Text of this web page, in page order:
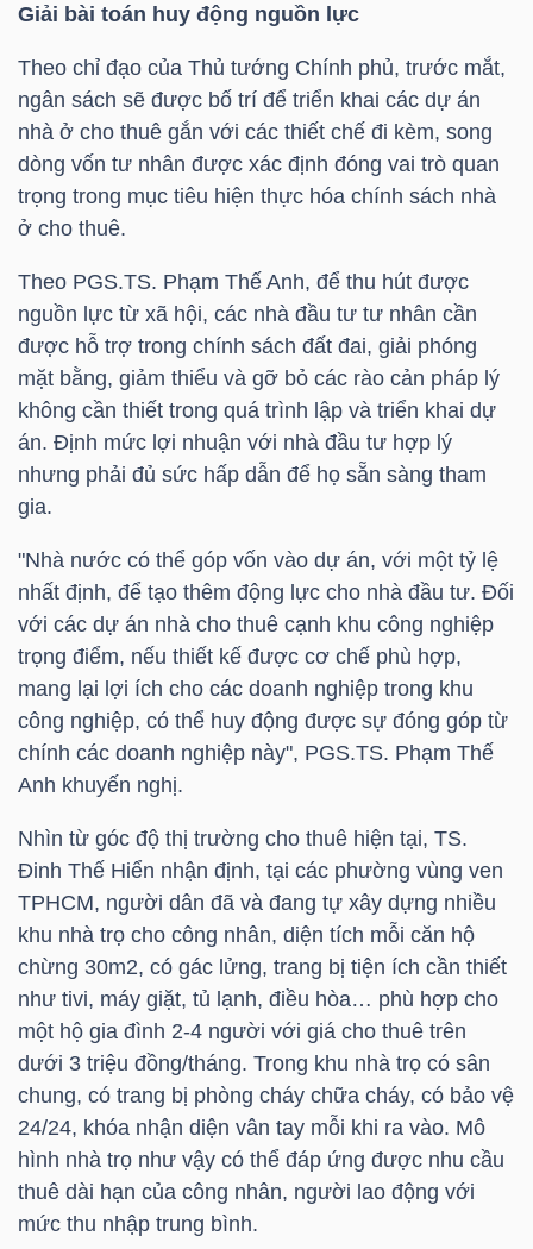
Giải bài toán huy động nguồn lực
Theo chỉ đạo của Thủ tướng Chính phủ, trước mắt,
ngân sách sẽ được bố trí để triển khai các dự án
nhà ở cho thuê gắn với các thiết chế đi kèm, song
dòng vốn tư nhân được xác định đóng vai trò quan
trọng trong mục tiêu hiện thực hóa chính sách nhà
ở cho thuê.
Theo PGS.TS. Phạm Thế Anh, để thu hút được
nguồn lực từ xã hội, các nhà đầu tư tư nhân cần
được hỗ trợ trong chính sách đất đai, giải phóng
mặt bằng, giảm thiểu và gỡ bỏ các rào cản pháp lý
không cần thiết trong quá trình lập và triển khai dự
án. Định mức lợi nhuận với nhà đầu tư hợp lý
nhưng phải đủ sức hấp dẫn để họ sẵn sàng tham
gia.
"Nhà nước có thể góp vốn vào dự án, với một tỷ lệ
nhất định, để tạo thêm động lực cho nhà đầu tư. Đối
với các dự án nhà cho thuê cạnh khu công nghiệp
trọng điểm, nếu thiết kế được cơ chế phù hợp,
mang lại lợi ích cho các doanh nghiệp trong khu
công nghiệp, có thể huy động được sự đóng góp từ
chính các doanh nghiệp này", PGS.TS. Phạm Thế
Anh khuyến nghị.
Nhìn từ góc độ thị trường cho thuê hiện tại, TS.
Đinh Thế Hiển nhận định, tại các phường vùng ven
TPHCM, người dân đã và đang tự xây dựng nhiều
khu nhà trọ cho công nhân, diện tích mỗi căn hộ
chừng 30m2, có gác lửng, trang bị tiện ích cần thiết
như tivi, máy giặt, tủ lạnh, điều hòa… phù hợp cho
một hộ gia đình 2-4 người với giá cho thuê trên
dưới 3 triệu đồng/tháng. Trong khu nhà trọ có sân
chung, có trang bị phòng cháy chữa cháy, có bảo vệ
24/24, khóa nhận diện vân tay mỗi khi ra vào. Mô
hình nhà trọ như vậy có thể đáp ứng được nhu cầu
thuê dài hạn của công nhân, người lao động với
mức thu nhập trung bình.
SẢN
Mã
chứng
khoán
Tất cả
Lãnh
đạo
(-)
Tất cả Người nội bộ Người liên quan Cổ đông lớn
Tin
tức
(-)
Bài
viết
của
tác
giả
(-)
Báo
cáo
phân
tích
(-)
Thuật
ngữ
(-)
Dịch